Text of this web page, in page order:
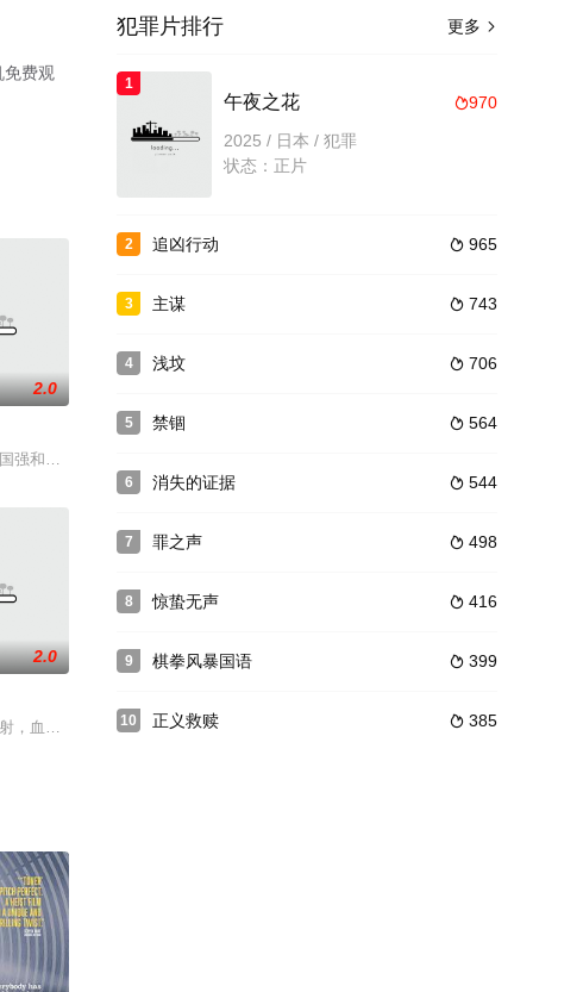
费观
的险恶世界。
2.0
强和方言等不畏艰辛、排除重重阻碍，终于破获了诡异的“坟地藏尸案”，新入警的
上仇家，最终在徒弟们的帮助下，
2.0
，血流成河；医院爆炸火光冲天，惨叫此起彼伏。这不是末日，是毒品操控下的城
更多 
犯罪片排行
1
970
午夜之花
2025 / 日本 / 犯罪
状态：正片
2  965
追凶行动
3  743
主谋
4  706
浅坟
5  564
禁锢
6  544
消失的证据
7  498
罪之声
8  416
惊蛰无声
9  399
棋拳风暴国语
10  385
正义救赎